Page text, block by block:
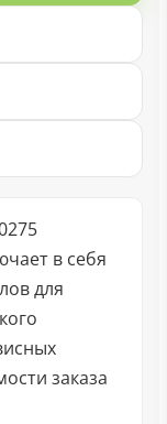
в себя
для
заказа